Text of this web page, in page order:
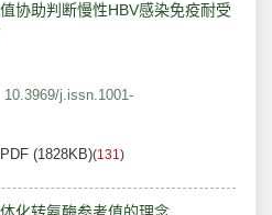
协助判断慢性HBV感染免疫耐受
10.3969/j.issn.1001-
PDF (1828KB)(131)